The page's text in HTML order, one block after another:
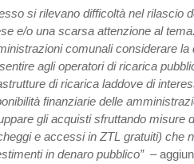
si rilevano difficoltà nel rilascio
e/o una scarsa attenzione al
comunali considerare la
agli operatori di ricarica
di ricarica laddove di
finanziarie delle
gli acquisti sfruttando misure
e accessi in ZTL gratuiti) che
in denaro pubblico” –